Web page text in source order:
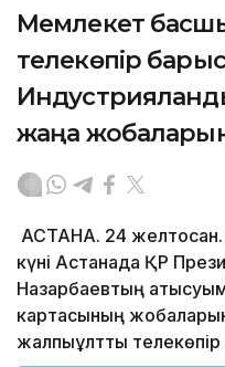
Мемлекет
телекөпір
жаңа жобаларын
АСТАНА. 24 желтоқсан.
күні Астанада ҚР
Назарбаевтың
картасының
жалпыұлттық телекөпір